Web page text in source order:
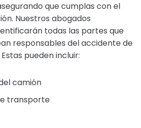
que cumplas con el
Nuestros abogados
todas las partes que
responsables del accidente de
pueden incluir:
camión
transporte